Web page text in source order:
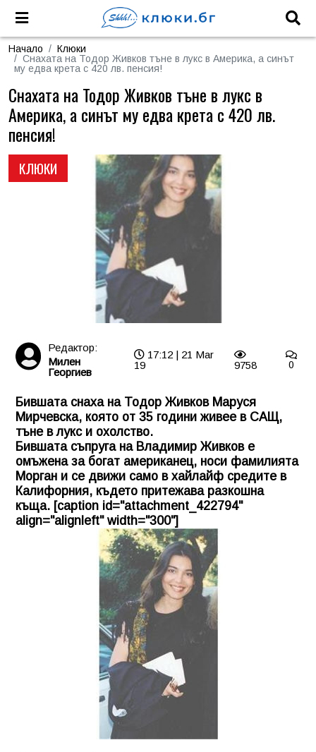
Начало
Клюки
Снахата на Тодор Живков тъне в лукс в Америка, а синът
му едва крета с 420 лв. пенсия!
КЛЮКИ
Снахата на Тодор Живков тъне в лукс в
Америка, а синът му едва крета с 420 лв.
пенсия!
Редактор:
Милен
Георгиев
17:12 | 21 Mar
19
9758 0
Бившата снаха на Тодор Живков Маруся
Мирчевска, която от 35 години живее в САЩ,
тъне в лукс и охолство.
Бившата съпруга на Владимир Живков е
омъжена за богат американец, носи фамилията
Морган и се движи само в хайлайф средите в
Калифорния, където притежава разкошна
къща. [caption id="attachment_422794"
align="alignleft" width="300"]